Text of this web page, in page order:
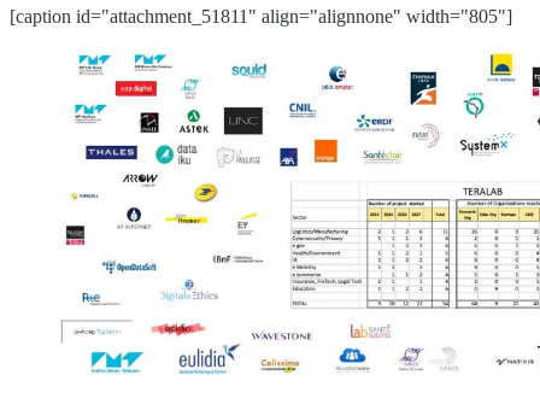
[caption id="attachment_51811" align="alignnone" width="805"]